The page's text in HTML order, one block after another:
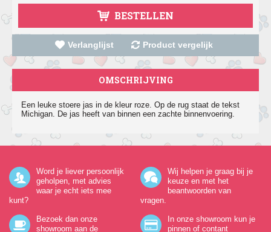
BESTELLEN
Verlanglijst Product vergelijk
OMSCHRIJVING
Een leuke stoere jas in de kleur roze. Op de rug staat de tekst
Michigan. De jas heeft van binnen een zachte binnenvoering.
Word je liever persoonlijk
geholpen, met advies
waar je echt iets mee
kunt?
Wij helpen je graag bij je
keuze en met het
beantwoorden van
vragen.
Bezoek dan onze
showroom aan de
In onze showroom kun je
pinnen of contant